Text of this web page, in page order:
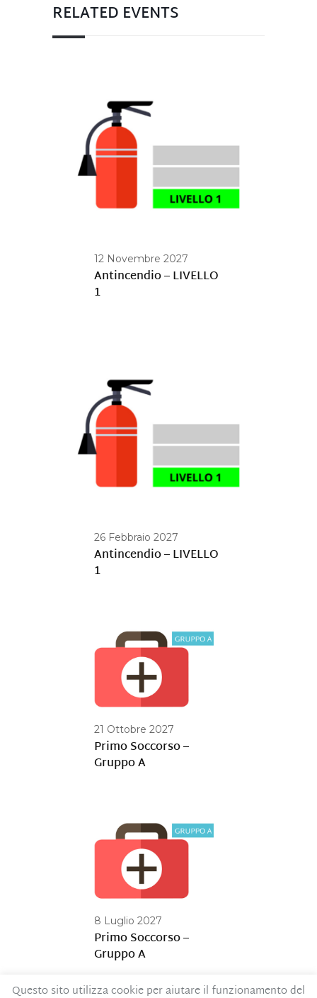
RELATED EVENTS
12 Novembre 2027
Antincendio – LIVELLO
1
26 Febbraio 2027
Antincendio – LIVELLO
1
21 Ottobre 2027
Primo Soccorso –
Gruppo A
8 Luglio 2027
Primo Soccorso –
Gruppo A
Questo sito utilizza cookie per aiutare il funzionamento del